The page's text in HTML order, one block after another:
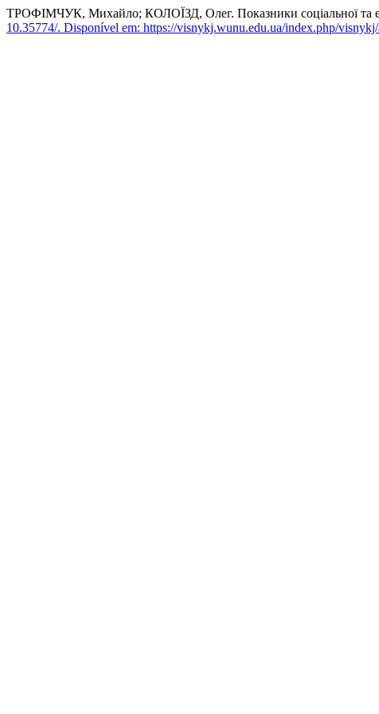
ТРОФІМЧУК, Михайло; КОЛОЇЗД, Олег. Показники соціальної та
10.35774/. Disponível em: https://visnykj.wunu.edu.ua/index.php/